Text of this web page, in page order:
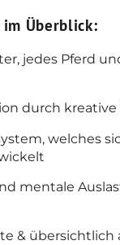
Überblick:
jedes Pferd
durch
welches
mentale
& übersichtlich